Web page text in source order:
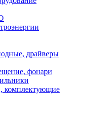
драйверы
фонари
комплектующие